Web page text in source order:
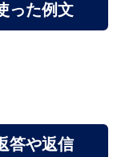
った例文
答や返信